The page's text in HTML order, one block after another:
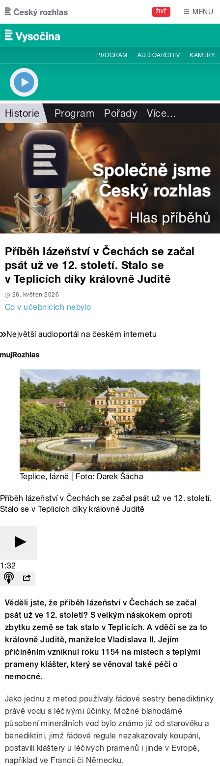
Přejít k hlavnímu obsahu
ŽIVĚ MENU
PROGRAM AUDIOARCHIV KAMERY
Historie Program Pořady Více…
Příběh lázeňství v Čechách se začal
psát už ve 12. století. Stalo se
v Teplicích díky královně Juditě
26. květen 2026
Co v učebnicích nebylo
Největší audioportál na českém internetu
Teplice, lázně | Foto: Darek Šácha
Příběh lázeňství v Čechách se začal psát už ve 12. století.
Stalo se v Teplicích díky královně Juditě
1:32
Věděli jste, že příběh lázeňství v Čechách se začal
psát už ve 12. století? S velkým náskokem oproti
zbytku země se tak stalo v Teplicích. A vděčí se za to
královně Juditě, manželce Vladislava II. Jejím
přičiněním vzniknul roku 1154 na místech s teplými
prameny klášter, který se věnoval také péči o
nemocné.
Jako jednu z metod používaly řádové sestry benediktinky
právě vodu s léčivými účinky. Možné blahodárné
působení minerálních vod bylo známo již od starověku a
benediktini, jimž řádové regule nezakazovaly koupání,
postavili kláštery u léčivých pramenů i jinde v Evropě,
například ve Francii či Německu.